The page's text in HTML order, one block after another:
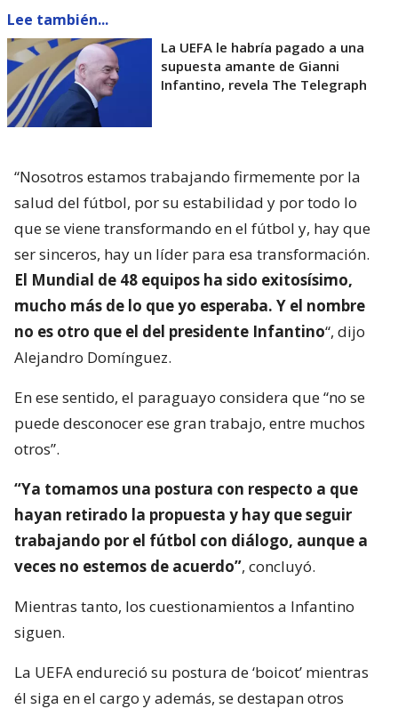
Lee también...
La UEFA le habría pagado a una
supuesta amante de Gianni
Infantino, revela The Telegraph
“Nosotros estamos trabajando firmemente por la
salud del fútbol, por su estabilidad y por todo lo
que se viene transformando en el fútbol y, hay que
ser sinceros, hay un líder para esa transformación.
El Mundial de 48 equipos ha sido exitosísimo,
mucho más de lo que yo esperaba. Y el nombre
no es otro que el del presidente Infantino“, dijo
Alejandro Domínguez.
En ese sentido, el paraguayo considera que “no se
puede desconocer ese gran trabajo, entre muchos
otros”.
“Ya tomamos una postura con respecto a que
hayan retirado la propuesta y hay que seguir
trabajando por el fútbol con diálogo, aunque a
veces no estemos de acuerdo”, concluyó.
Mientras tanto, los cuestionamientos a Infantino
siguen.
La UEFA endureció su postura de ‘boicot’ mientras
él siga en el cargo y además, se destapan otros